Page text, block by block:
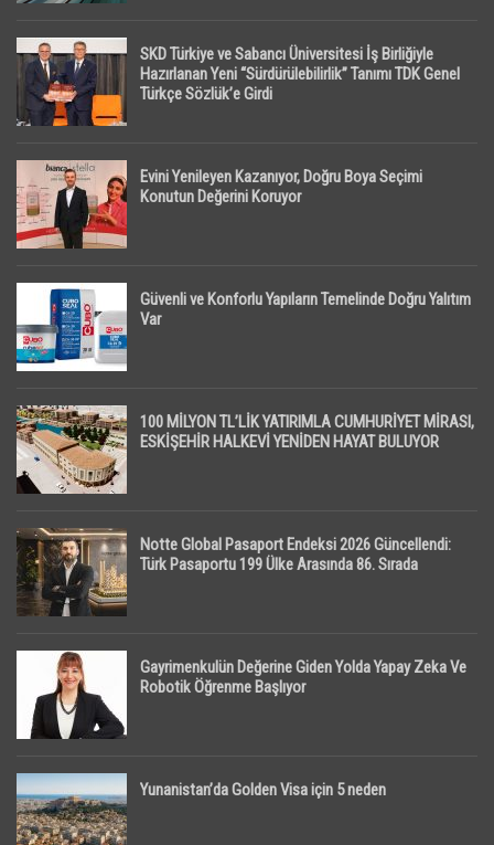
SKD Türkiye ve Sabancı Üniversitesi İş Birliğiyle
Hazırlanan Yeni “Sürdürülebilirlik” Tanımı TDK Genel
Türkçe Sözlük’e Girdi
Evini Yenileyen Kazanıyor, Doğru Boya Seçimi
Konutun Değerini Koruyor
Güvenli ve Konforlu Yapıların Temelinde Doğru Yalıtım
Var
100 MİLYON TL’LİK YATIRIMLA CUMHURİYET MİRASI,
ESKİŞEHİR HALKEVİ YENİDEN HAYAT BULUYOR
Notte Global Pasaport Endeksi 2026 Güncellendi:
Türk Pasaportu 199 Ülke Arasında 86. Sırada
Gayrimenkulün Değerine Giden Yolda Yapay Zeka Ve
Robotik Öğrenme Başlıyor
Yunanistan’da Golden Visa için 5 neden